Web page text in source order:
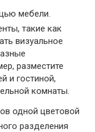
мебели.
такие как
визуальное
разместите
и гостиной,
комнаты.
одной цветовой
разделения